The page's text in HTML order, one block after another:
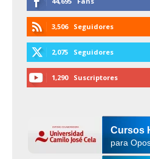
3,506 Seguidores
2,075 Seguidores
1,290 Suscriptores
Cursos
para